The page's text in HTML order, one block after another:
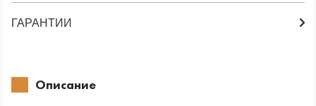
ГАРАНТИИ
Описание